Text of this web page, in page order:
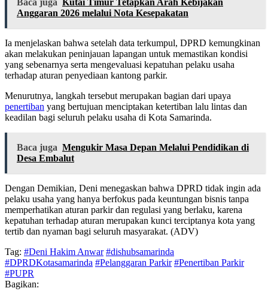
Baca juga
Kutai Timur Tetapkan Arah Kebijakan
Anggaran 2026 melalui Nota Kesepakatan
Ia menjelaskan bahwa setelah data terkumpul, DPRD kemungkinan
akan melakukan peninjauan lapangan untuk memastikan kondisi
yang sebenarnya serta mengevaluasi kepatuhan pelaku usaha
terhadap aturan penyediaan kantong parkir.
Menurutnya, langkah tersebut merupakan bagian dari upaya
penertiban yang bertujuan menciptakan ketertiban lalu lintas dan
keadilan bagi seluruh pelaku usaha di Kota Samarinda.
Baca juga Mengukir Masa Depan Melalui Pendidikan di
Desa Embalut
Dengan Demikian, Deni menegaskan bahwa DPRD tidak ingin ada
pelaku usaha yang hanya berfokus pada keuntungan bisnis tanpa
memperhatikan aturan parkir dan regulasi yang berlaku, karena
kepatuhan terhadap aturan merupakan kunci terciptanya kota yang
tertib dan nyaman bagi seluruh masyarakat. (ADV)
Tag: #Deni Hakim Anwar #dishubsamarinda
#DPRDKotasamarinda #Pelanggaran Parkir #Penertiban Parkir
#PUPR
Bagikan: